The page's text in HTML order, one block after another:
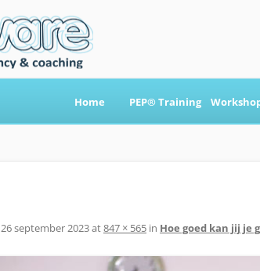
Home PEP® Training
26 september 2023at847 × 565 in Hoe goed kan jij je